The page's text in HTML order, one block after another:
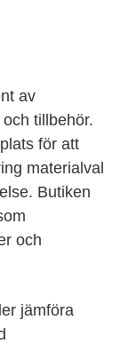
av
tillbehör.
för att
materialval
Butiken
och
jämföra